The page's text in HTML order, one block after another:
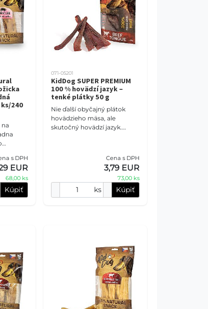
240
18
väzivá
s DPH
EUR
68,00 ks
Kúpiť
071-05201
KidDog SUPER PREMIUM
100 % hovädzí jazyk –
tenké plátky 50 g
Nie ďalší obyčajný plátok
hovädzieho mäsa, ale
skutočný hovädzí jazyk.
netradičnú chuť a rozpoznate
Cena s DPH
3,79 EUR
73,00 ks
ks Kúpiť